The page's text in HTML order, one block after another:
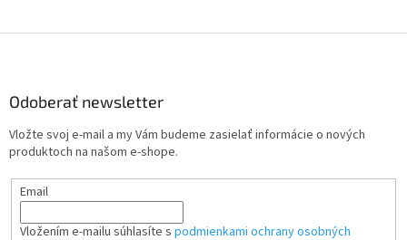
Odoberať newsletter
Vložte svoj e-mail a my Vám budeme zasielať informácie o nových
produktoch na našom e-shope.
Email
Vložením e-mailu súhlasíte s podmienkami ochrany osobných